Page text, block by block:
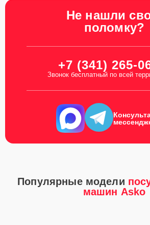
Не нашли
поломку?
+7 (341) 265-
Звонок бесплатный по всей
Популярные модели
машин Asko